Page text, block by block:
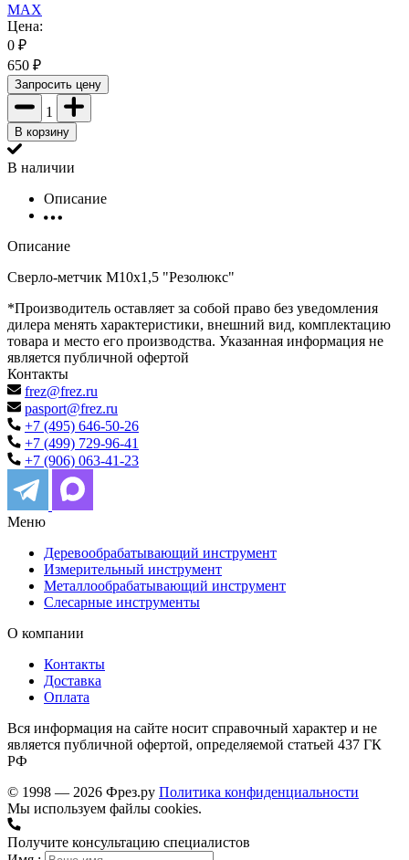
MAX
Цена:
0 ₽
650 ₽
Запросить цену
1
В корзину
В наличии
Описание
Описание
Сверло-метчик М10х1,5 "Резолюкс"
*Производитель оставляет за собой право без уведомления
дилера менять характеристики, внешний вид, комплектацию
товара и место его производства. Указанная информация не
является публичной офертой
Контакты
frez@frez.ru
pasport@frez.ru
+7 (495) 646-50-26
+7 (499) 729-96-41
+7 (906) 063-41-23
Меню
Деревообрабатывающий инструмент
Измерительный инструмент
Металлообрабатывающий инструмент
Слесарные инструменты
О компании
Контакты
Доставка
Оплата
Вся информация на сайте носит справочный характер и не
является публичной офертой, определяемой статьей 437 ГК
РФ
© 1998 — 2026 Фрез.ру Политика конфиденциальности
Мы используем файлы cookies.
Получите консультацию специалистов